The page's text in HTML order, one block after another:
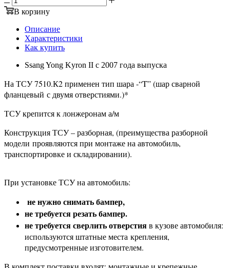
В корзину
Описание
Характеристики
Как купить
Ssang Yong Kyron II с 2007 года выпуска
На ТСУ 7510.К2 применен тип шара -“T” (шар сварной
фланцевый с двумя отверстиями.)*
ТСУ крепится к лонжеронам а/м
Конструкция ТСУ – разборная, (преимущества разборной
модели проявляются при монтаже на автомобиль,
транспортировке и складировании).
При установке ТСУ на автомобиль:
не нужно снимать бампер,
не требуется резать бампер.
не требуется сверлить отверстияв кузове автомобиля:
используются штатные места крепления,
предусмотренные изготовителем.